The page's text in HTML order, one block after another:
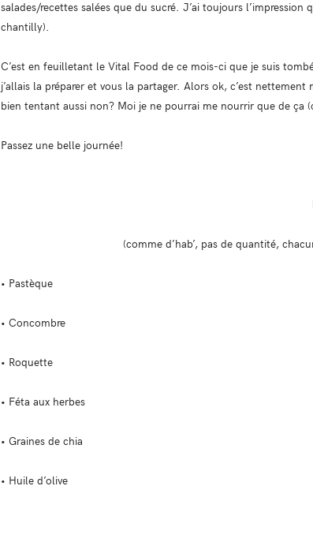
salades/recettes salées que du sucré. J’ai toujours
chantilly).
C’est en feuilletant le Vital Food de ce mois-ci que je suis
j’allais la préparer et vous la partager. Alors ok, c’est
bien tentant aussi non? Moi je ne pourrai me nourrir que de ça
Passez une belle journée!
(comme d’hab’, pas de quantité,
• Pastèque
• Concombre
• Roquette
• Féta aux herbes
• Graines de chia
• Huile d’olive